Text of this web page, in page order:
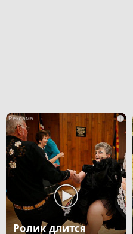
i
Ролик длится